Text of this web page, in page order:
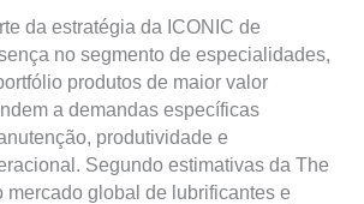
da estratégia da ICONIC de
no segmento de especialidades,
produtos de maior valor
a demandas específicas
produtividade e
Segundo estimativas da The
mercado global de lubrificantes e